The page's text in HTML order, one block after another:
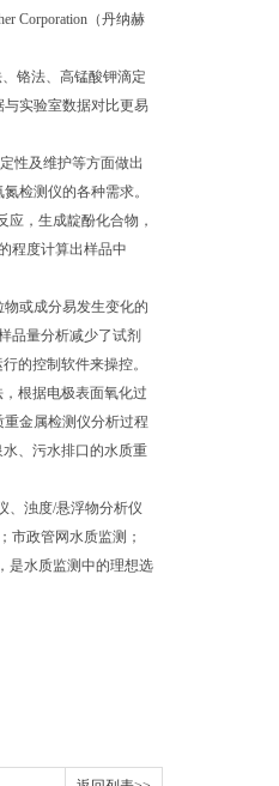
Corporation（丹纳赫
铬法、高锰酸钾滴定
实验室数据对比更易
性及维护等方面做出
检测仪的各种需求。
，生成靛酚化合物，
程度计算出样品中
或成分易发生变化的
品量分析减少了试剂
的控制软件来操控。
根据电极表面氧化过
金属检测仪分析过程
、污水排口的水质重
、浊度/悬浮物分析仪
市政管网水质监测；
是水质监测中的理想选